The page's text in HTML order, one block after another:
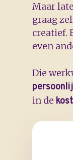
Maar
graag
creatief.
even
Die
in de
Meer weten
uitvaart